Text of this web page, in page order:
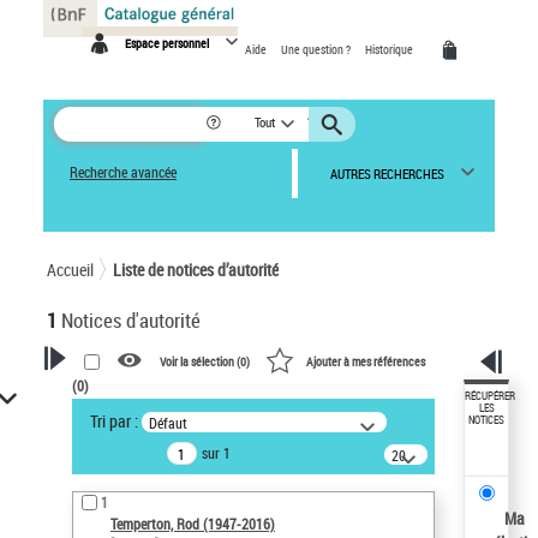
Espace personnel Aide Une question ? Historique
Tout
Recherche avancée AUTRES RECHERCHES
Accueil Liste de notices d’autorité
1 Notices d'autorité
VOTRE RECHERCHE
Recherche avancée dans les
notices d’autorité
Œuvres liées à l'auteur :
Temperton, Rod (1947-2016)
Voir la sélection (0) Ajouter à mes références
(0)
Tri par : Défaut
sur 1
20
résultats/page
1
Temperton, Rod (1947-2016)
RÉCUPÉRER
LES
NOTICES
Ma
Panneau de gestion des cookies